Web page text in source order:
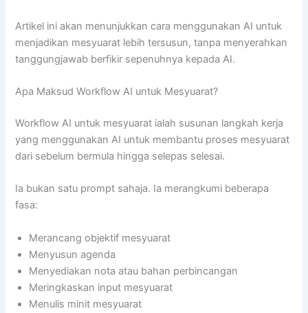
Artikel ini akan menunjukkan cara menggunakan AI untuk
menjadikan mesyuarat lebih tersusun, tanpa menyerahkan
tanggungjawab berfikir sepenuhnya kepada AI.
Apa Maksud Workflow AI untuk Mesyuarat?
Workflow AI untuk mesyuarat ialah susunan langkah kerja
yang menggunakan AI untuk membantu proses mesyuarat
dari sebelum bermula hingga selepas selesai.
Ia bukan satu prompt sahaja. Ia merangkumi beberapa
fasa:
Merancang objektif mesyuarat
Menyusun agenda
Menyediakan nota atau bahan perbincangan
Meringkaskan input mesyuarat
Menulis minit mesyuarat